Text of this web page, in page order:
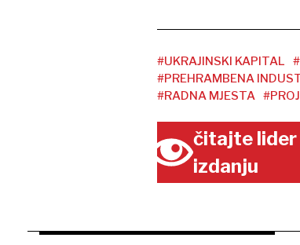
#UKRAJINSKI KAPITAL
#PREHRAMBENA
#RADNA MJESTA
čitajte
izdanju